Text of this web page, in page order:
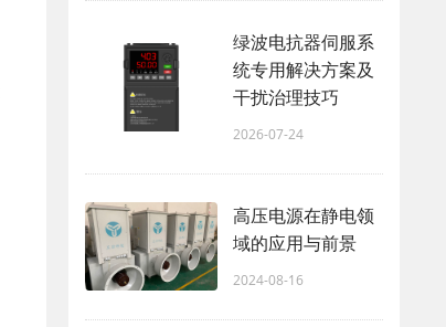
绿波电抗器伺服系
统专用解决方案及
干扰治理技巧
2026-07-24
高压电源在静电领
域的应用与前景
2024-08-16